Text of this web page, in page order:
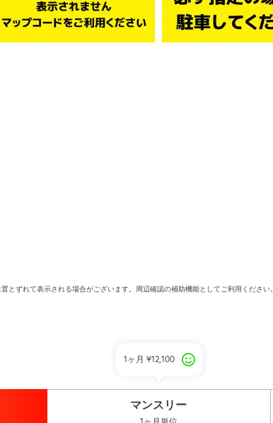
とずれて表示される場合がございます。周辺確認の補助機能としてご利用ください。
1ヶ月 ¥12,100
マンスリー